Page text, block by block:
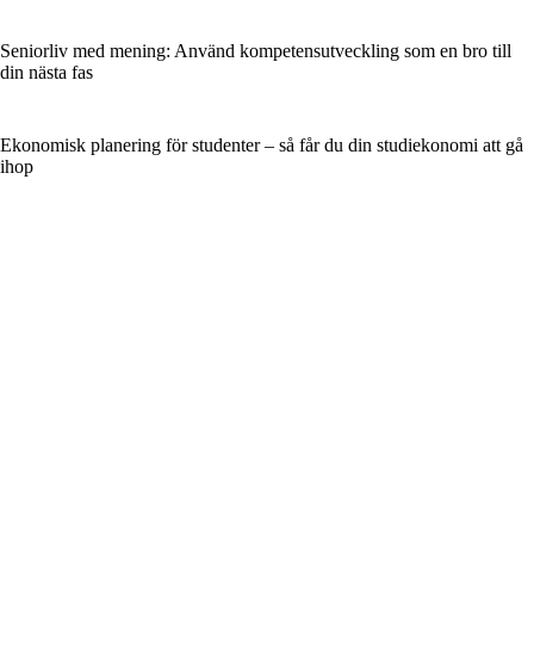
Seniorliv med mening: Använd kompetensutveckling som en bro till
din nästa fas
Ekonomisk planering för studenter – så får du din studiekonomi att gå
ihop